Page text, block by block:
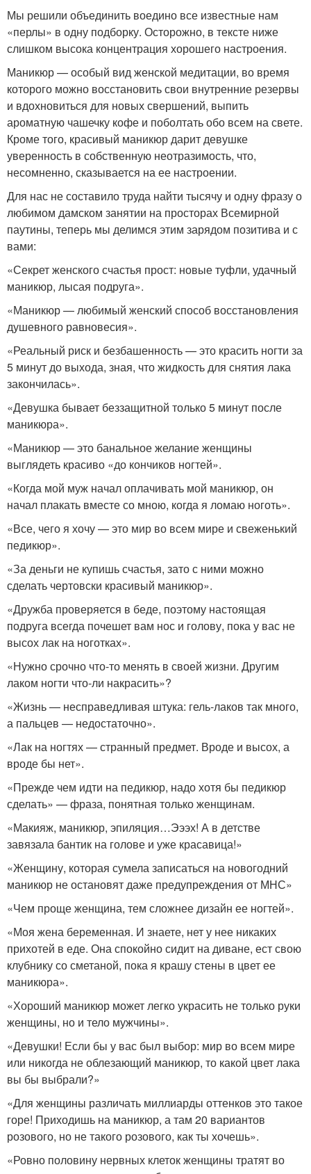
Мы решили объединить воедино все известные нам
«перлы» в одну подборку. Осторожно, в тексте ниже
слишком высока концентрация хорошего настроения.
Маникюр — особый вид женской медитации, во время
которого можно восстановить свои внутренние резервы
и вдохновиться для новых свершений, выпить
ароматную чашечку кофе и поболтать обо всем на свете.
Кроме того, красивый маникюр дарит девушке
уверенность в собственную неотразимость, что,
несомненно, сказывается на ее настроении.
Для нас не составило труда найти тысячу и одну фразу о
любимом дамском занятии на просторах Всемирной
паутины, теперь мы делимся этим зарядом позитива и с
вами:
«Секрет женского счастья прост: новые туфли, удачный
маникюр, лысая подруга».
«Маникюр — любимый женский способ восстановления
душевного равновесия».
«Реальный риск и безбашенность — это красить ногти за
5 минут до выхода, зная, что жидкость для снятия лака
закончилась».
«Девушка бывает беззащитной только 5 минут после
маникюра».
«Маникюр — это банальное желание женщины
выглядеть красиво «до кончиков ногтей».
«Когда мой муж начал оплачивать мой маникюр, он
начал плакать вместе со мною, когда я ломаю ноготь».
«Все, чего я хочу — это мир во всем мире и свеженький
педикюр».
«За деньги не купишь счастья, зато с ними можно
сделать чертовски красивый маникюр».
«Дружба проверяется в беде, поэтому настоящая
подруга всегда почешет вам нос и голову, пока у вас не
высох лак на ноготках».
«Нужно срочно что-то менять в своей жизни. Другим
лаком ногти что-ли накрасить»?
«Жизнь — несправедливая штука: гель-лаков так много,
а пальцев — недостаточно».
«Лак на ногтях — странный предмет. Вроде и высох, а
вроде бы нет».
«Прежде чем идти на педикюр, надо хотя бы педикюр
сделать» — фраза, понятная только женщинам.
«Макияж, маникюр, эпиляция…Эээх! А в детстве
завязала бантик на голове и уже красавица!»
«Женщину, которая сумела записаться на новогодний
маникюр не остановят даже предупреждения от МНС»
«Чем проще женщина, тем сложнее дизайн ее ногтей».
«Моя жена беременная. И знаете, нет у нее никаких
прихотей в еде. Она спокойно сидит на диване, ест свою
клубнику со сметаной, пока я крашу стены в цвет ее
маникюра».
«Хороший маникюр может легко украсить не только руки
женщины, но и тело мужчины».
«Девушки! Если бы у вас был выбор: мир во всем мире
или никогда не облезающий маникюр, то какой цвет лака
вы бы выбрали?»
«Для женщины различать миллиарды оттенков это такое
горе! Приходишь на маникюр, а там 20 вариантов
розового, но не такого розового, как ты хочешь».
«Ровно половину нервных клеток женщины тратят во